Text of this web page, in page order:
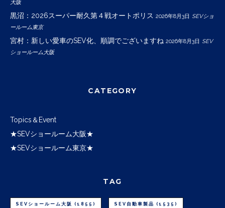
大阪
黒沼：2026スーパー耐久第４戦オートポリス 2026年8月3日 SEVショ
ールーム東京
宮村：新しい愛車のSEV化、順調でございますね 2026年8月3日 SEV
ショールーム大阪
CATEGORY
Topics＆Event
★SEVショールーム大阪★
★SEVショールーム東京★
TAG
SEVショールーム大阪 (1855) SEV自動車製品 (1535)